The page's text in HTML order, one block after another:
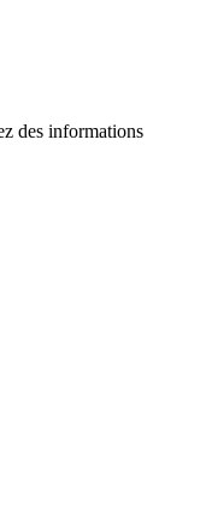
des informations